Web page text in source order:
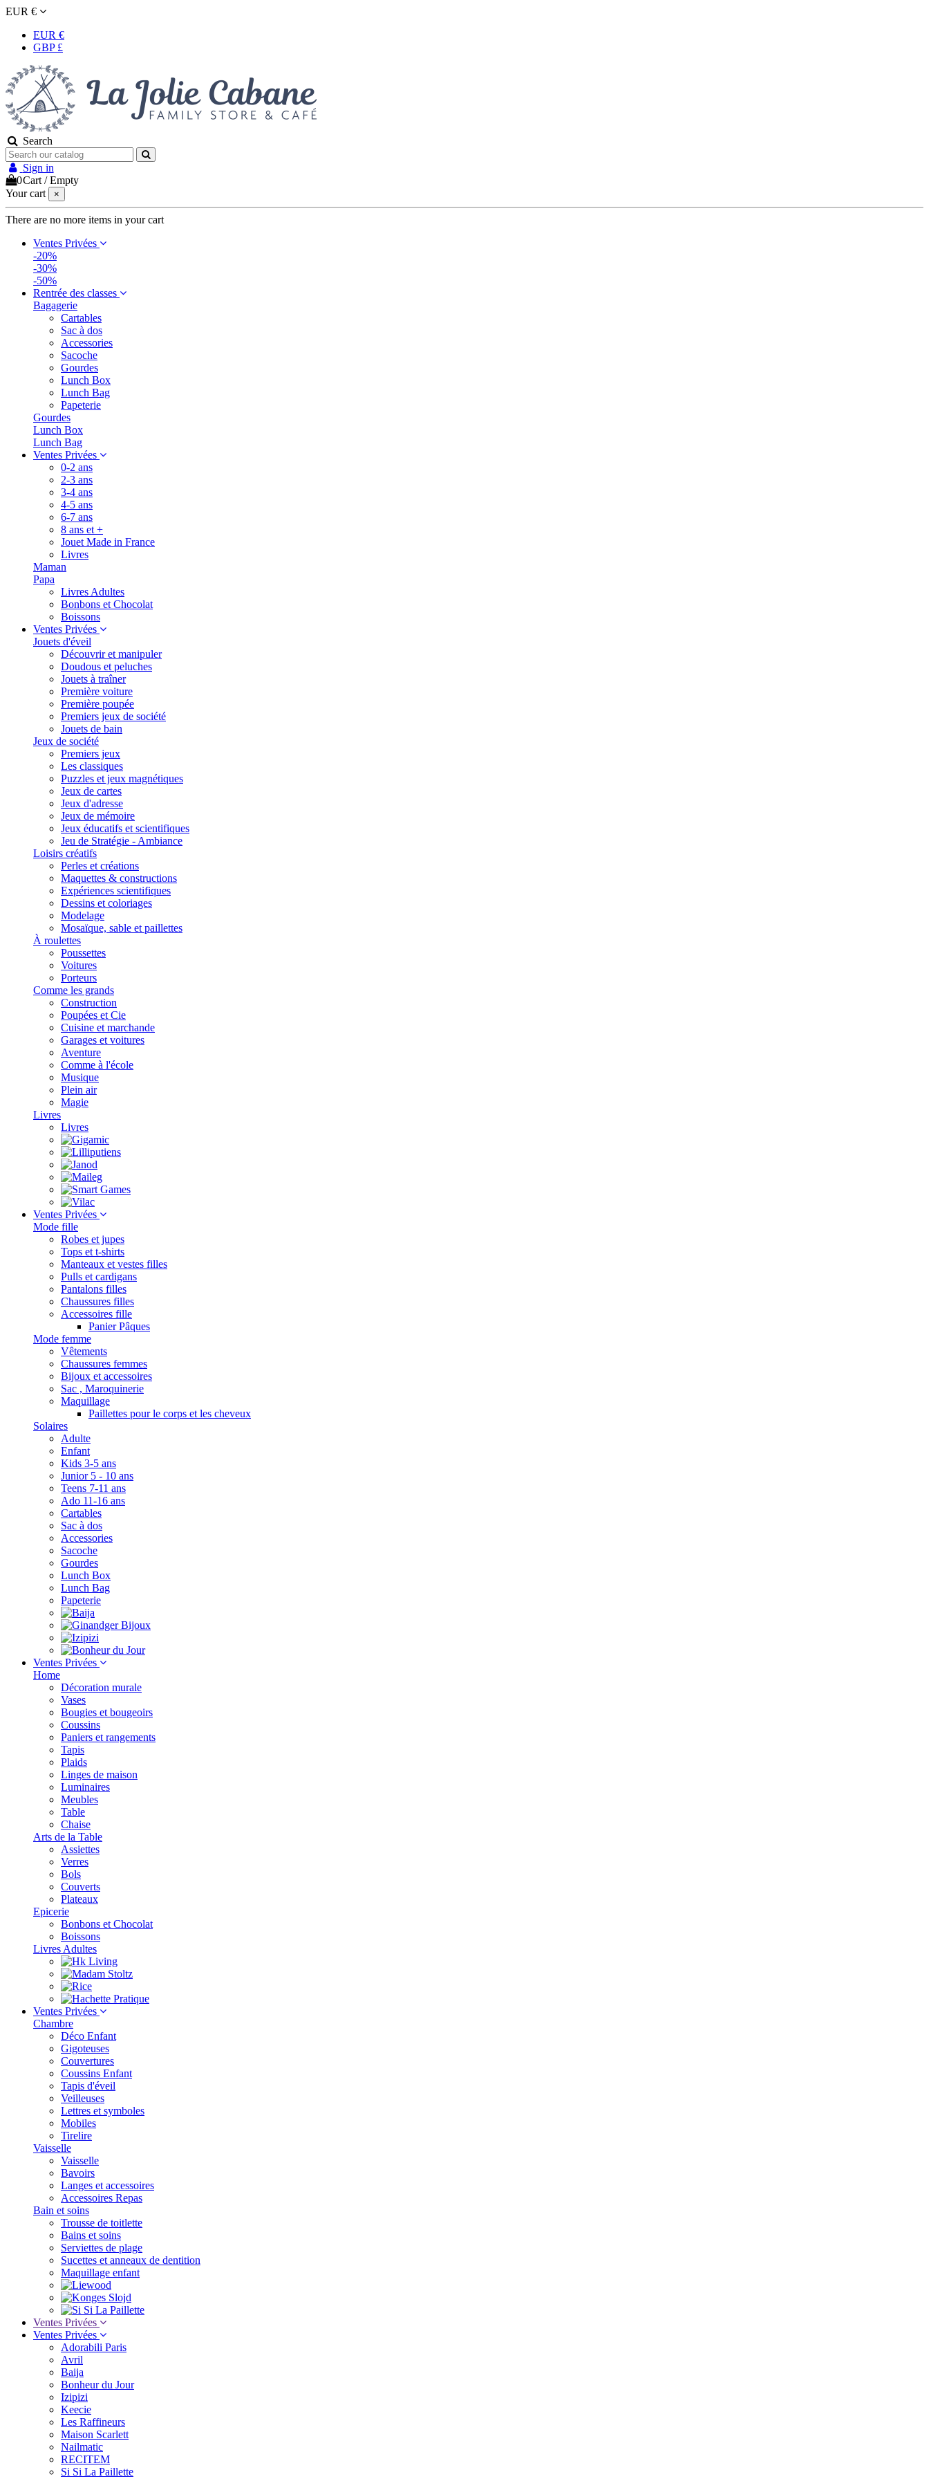
EUR €
EUR €
GBP £
Search
Sign in
0Cart /Empty
Your cart
×
There are no more items in your cart
Ventes Privées
-20%
-30%
-50%
Rentrée des classes
Bagagerie
Cartables
Sac à dos
Accessories
Sacoche
Gourdes
Lunch Box
Lunch Bag
Papeterie
Gourdes
Lunch Box
Lunch Bag
Ventes Privées
0-2 ans
2-3 ans
3-4 ans
4-5 ans
6-7 ans
8 ans et +
Jouet Made in France
Livres
Maman
Papa
Livres Adultes
Bonbons et Chocolat
Boissons
Ventes Privées
Jouets d'éveil
Découvrir et manipuler
Doudous et peluches
Jouets à traîner
Première voiture
Première poupée
Premiers jeux de société
Jouets de bain
Jeux de société
Premiers jeux
Les classiques
Puzzles et jeux magnétiques
Jeux de cartes
Jeux d'adresse
Jeux de mémoire
Jeux éducatifs et scientifiques
Jeu de Stratégie - Ambiance
Loisirs créatifs
Perles et créations
Maquettes & constructions
Expériences scientifiques
Dessins et coloriages
Modelage
Mosaïque, sable et paillettes
À roulettes
Poussettes
Voitures
Porteurs
Comme les grands
Construction
Poupées et Cie
Cuisine et marchande
Garages et voitures
Aventure
Comme à l'école
Musique
Plein air
Magie
Livres
Livres
Ventes Privées
Mode fille
Robes et jupes
Tops et t-shirts
Manteaux et vestes filles
Pulls et cardigans
Pantalons filles
Chaussures filles
Accessoires fille
Panier Pâques
Mode femme
Vêtements
Chaussures femmes
Bijoux et accessoires
Sac , Maroquinerie
Maquillage
Paillettes pour le corps et les cheveux
Solaires
Adulte
Enfant
Kids 3-5 ans
Junior 5 - 10 ans
Teens 7-11 ans
Ado 11-16 ans
Cartables
Sac à dos
Accessories
Sacoche
Gourdes
Lunch Box
Lunch Bag
Papeterie
Ventes Privées
Home
Décoration murale
Vases
Bougies et bougeoirs
Coussins
Paniers et rangements
Tapis
Plaids
Linges de maison
Luminaires
Meubles
Table
Chaise
Arts de la Table
Assiettes
Verres
Bols
Couverts
Plateaux
Epicerie
Bonbons et Chocolat
Boissons
Livres Adultes
Ventes Privées
Chambre
Déco Enfant
Gigoteuses
Couvertures
Coussins Enfant
Tapis d'éveil
Veilleuses
Lettres et symboles
Mobiles
Tirelire
Vaisselle
Vaisselle
Bavoirs
Langes et accessoires
Accessoires Repas
Bain et soins
Trousse de toitlette
Bains et soins
Serviettes de plage
Sucettes et anneaux de dentition
Maquillage enfant
Ventes Privées
Ventes Privées
Adorabili Paris
Avril
Baija
Bonheur du Jour
Izipizi
Keecie
Les Raffineurs
Maison Scarlett
Nailmatic
RECITEM
Si Si La Paillette